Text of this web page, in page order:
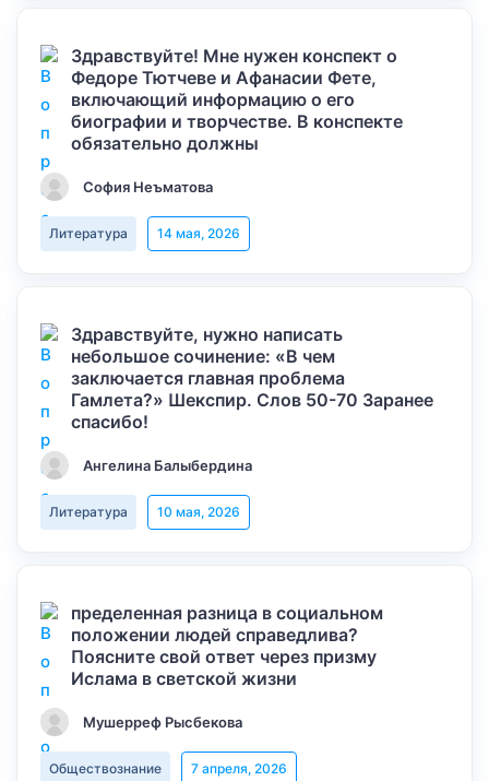
Здравствуйте! Мне нужен конспект о
Федоре Тютчеве и Афанасии Фете,
включающий информацию о его
биографии и творчестве. В конспекте
обязательно должны
София Неъматова
Литература 14 мая, 2026
Здравствуйте, нужно написать
небольшое сочинение: «В чем
заключается главная проблема
Гамлета?» Шекспир. Слов 50-70 Заранее
спасибо!
Ангелина Балыбердина
Литература 10 мая, 2026
пределенная разница в социальном
положении людей справедлива?
Поясните свой ответ через призму
Ислама в светской жизни
Мушерреф Рысбекова
Обществознание 7 апреля, 2026